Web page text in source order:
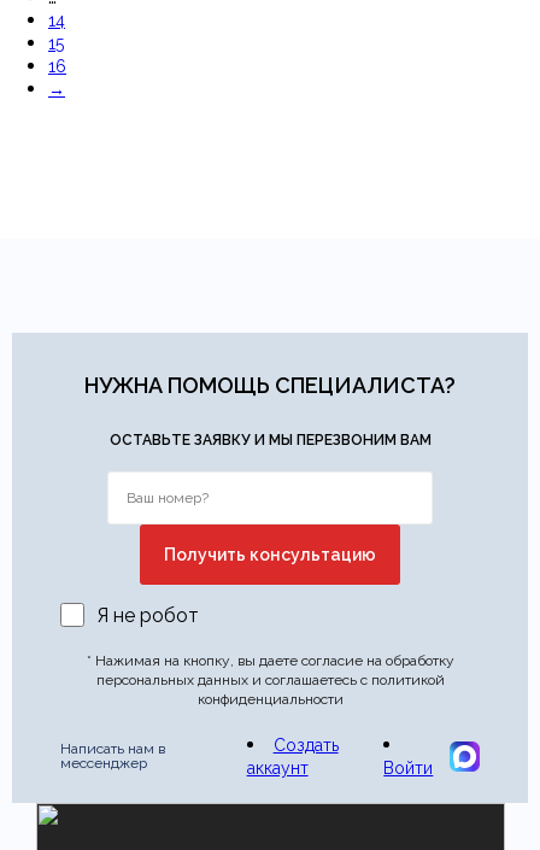
14
15
16
→
НУЖНА ПОМОЩЬ СПЕЦИАЛИСТА?
ОСТАВЬТЕ ЗАЯВКУ И МЫ ПЕРЕЗВОНИМ ВАМ
Я не робот
* Нажимая на кнопку, вы даете согласие на обработку
персональных данных и соглашаетесь с политикой
конфиденциальности
Написать нам в
мессенджер
Создать
аккаунт
Войти